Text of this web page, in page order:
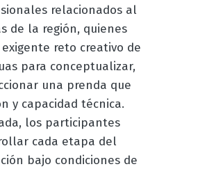
relacionados al
de la región, quienes
reto creativo de
para conceptualizar,
una prenda que
y capacidad técnica.
los participantes
cada etapa del
bajo condiciones de